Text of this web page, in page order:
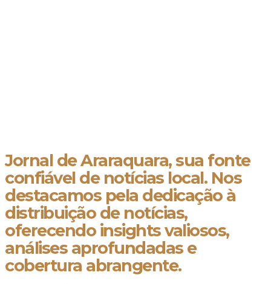
Jornal de Araraquara, sua fonte
confiável de notícias local. Nos
destacamos pela dedicação à
distribuição de notícias,
oferecendo insights valiosos,
análises aprofundadas e
cobertura abrangente.